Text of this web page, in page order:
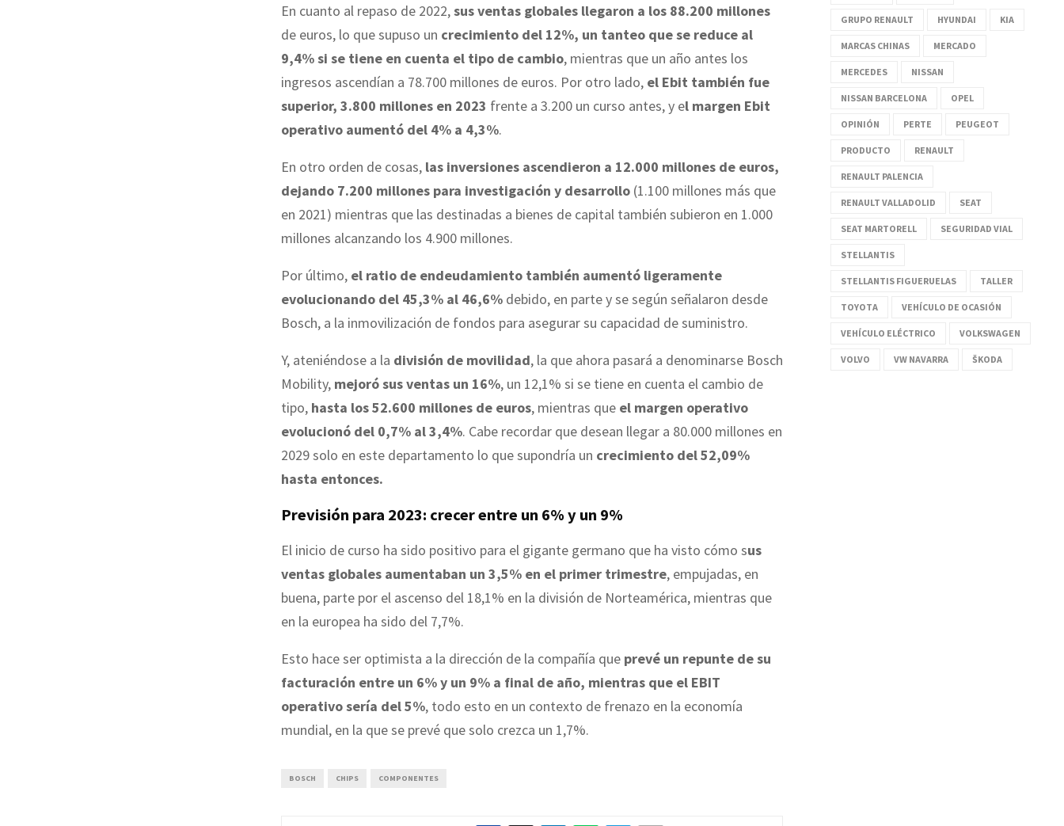
En cuanto al repaso de 2022,sus ventas globales llegaron a los 88.200 millones
de euros, lo que supuso un crecimiento del 12%, un tanteo que se reduce al
9,4% si se tiene en cuenta el tipo de cambio, mientras que un año antes los
ingresos ascendían a 78.700 millones de euros. Por otro lado, el Ebit también fue
superior, 3.800 millones en 2023 frente a 3.200 un curso antes, y el margen Ebit
operativo aumentó del 4% a 4,3%.
En otro orden de cosas, las inversiones ascendieron a 12.000 millones de euros,
dejando 7.200 millones para investigación y desarrollo (1.100 millones más que
en 2021) mientras que las destinadas a bienes de capital también subieron en 1.000
millones alcanzando los 4.900 millones.
Por último, el ratio de endeudamiento también aumentó ligeramente
evolucionando del 45,3% al 46,6% debido, en parte y se según señalaron desde
Bosch, a la inmovilización de fondos para asegurar su capacidad de suministro.
Y, ateniéndose a la división de movilidad, la que ahora pasará a denominarse Bosch
Mobility, mejoró sus ventas un 16%, un 12,1% si se tiene en cuenta el cambio de
tipo, hasta los 52.600 millones de euros, mientras que el margen operativo
evolucionó del 0,7% al 3,4%. Cabe recordar que desean llegar a 80.000 millones en
2029 solo en este departamento lo que supondría un crecimiento del 52,09%
hasta entonces.
Previsión para 2023: crecer entre un 6% y un 9%
El inicio de curso ha sido positivo para el gigante germano que ha visto cómo sus
ventas globales aumentaban un 3,5% en el primer trimestre, empujadas, en
buena, parte por el ascenso del 18,1% en la división de Norteamérica, mientras que
en la europea ha sido del 7,7%.
Esto hace ser optimista a la dirección de la compañía que prevé un repunte de su
facturación entre un 6% y un 9% a final de año, mientras que el EBIT
operativo sería del 5%, todo esto en un contexto de frenazo en la economía
mundial, en la que se prevé que solo crezca un 1,7%.
BOSCH CHIPS COMPONENTES
GRUPO RENAULT HYUNDAI KIA
MARCAS CHINAS MERCADO
MERCEDES NISSAN
NISSAN BARCELONA OPEL
OPINIÓN PERTE PEUGEOT
PRODUCTO RENAULT
RENAULT PALENCIA
RENAULT VALLADOLID SEAT
SEAT MARTORELL SEGURIDAD VIAL
STELLANTIS
STELLANTIS FIGUERUELAS TALLER
TOYOTA VEHÍCULO DE OCASIÓN
VEHÍCULO ELÉCTRICO VOLKSWAGEN
VOLVO VW NAVARRA ŠKODA